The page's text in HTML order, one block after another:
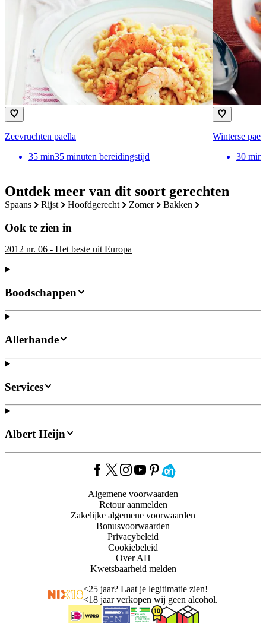
Ontdek meer van dit soort gerechten
spaans rijst hoofdgerecht zomer bakken
Ook te zien in
2012 nr. 06 - Het beste uit Europa
Zeevruchten paella
35 min35 minuten bereidingstijd
Winterse
30 min
Boodschappen
Allerhande
Services
Albert Heijn
Algemene voorwaarden
Retour aanmelden
Zakelijke algemene voorwaarden
Bonusvoorwaarden
Privacybeleid
Cookiebeleid
Over AH
Kwetsbaarheid melden
<25 jaar? Laat je legitimatie zien!
<18 jaar verkopen wij geen alcohol.